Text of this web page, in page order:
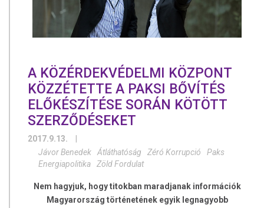
A KÖZÉRDEKVÉDELMI KÖZPONT
KÖZZÉTETTE A PAKSI BŐVÍTÉS
ELŐKÉSZÍTÉSE SORÁN KÖTÖTT
SZERZŐDÉSEKET
2017.9.13.
Jávor Benedek
Átláthatóság Zéró Korrupció
Paks
Energiapolitika
Zöld Fordulat
Nem hagyjuk, hogy titokban maradjanak információk
Magyarország történetének egyik legnagyobb